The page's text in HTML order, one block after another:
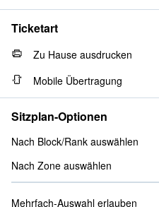
Ticketart
Zu Hause ausdrucken
Mobile Übertragung
Sitzplan-Optionen
Nach Block/Rank auswählen
Nach Zone auswählen
Mehrfach-Auswahl erlauben